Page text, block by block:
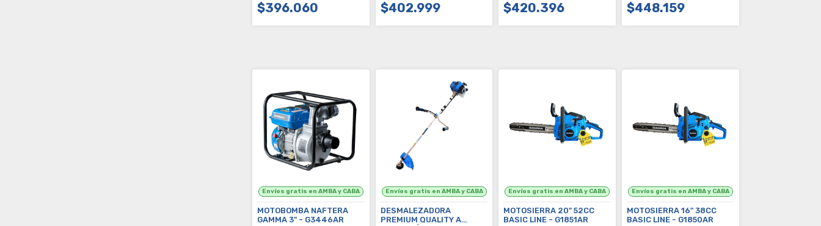
$396.060
COMPRAR $402.999
COMPRAR $420.396
COMPRAR $448.159
COMPRAR
MOTOBOMBA NAFTERA
GAMMA 3" - G3446AR
DESMALEZADORA
PREMIUM QUALITY A
MOTOSIERRA 20" 52CC
BASIC LINE - G1851AR
MOTOSIERRA 16" 38CC
BASIC LINE - G1850AR